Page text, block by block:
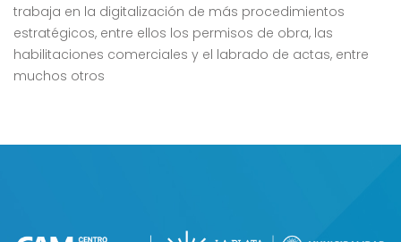
trabaja en la digitalización de más procedimientos
estratégicos, entre ellos los permisos de obra, las
habilitaciones comerciales y el labrado de actas, entre
muchos otros